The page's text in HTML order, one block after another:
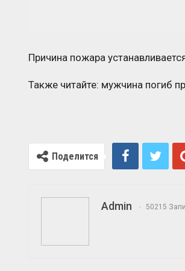
Причина пожара
Также читайте: мужчина погиб
Поделится
Admin 50215